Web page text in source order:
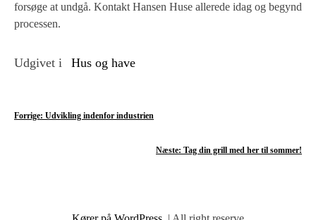
forsøge at undgå. Kontakt Hansen Huse allerede idag og begynd
processen.
Udgivet i Hus og have
I
Forrige: Udvikling indenfor industrien
Næste: Tag din grill med her til sommer!